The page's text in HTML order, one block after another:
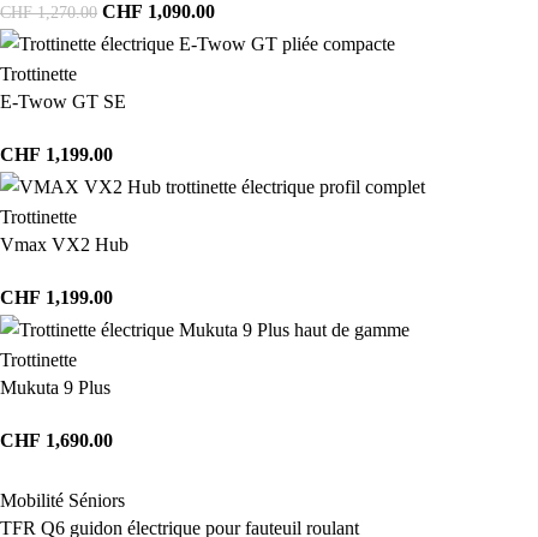
CHF1,270.00 CHF 1,090.00
Trottinette
E-Twow GT SE
CHF 1,199.00
Trottinette
Vmax VX2 Hub
CHF 1,199.00
Trottinette
Mukuta 9 Plus
CHF 1,690.00
Mobilité Séniors
TFR Q6 guidon électrique pour fauteuil roulant